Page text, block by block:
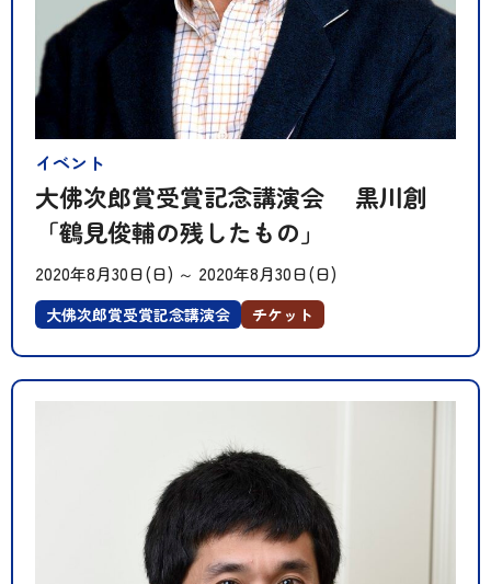
大佛次郎賞受賞記念講演会 黒川創
「鶴見俊輔の残したもの」
イベント
2020年8月30日(日) ～ 2020年8月30日(日)
大佛次郎賞受賞記念講演会 チケット